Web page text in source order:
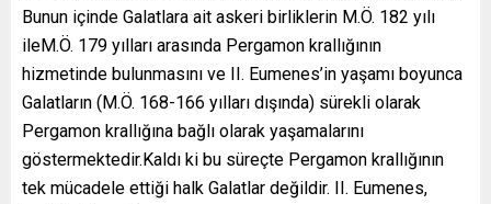
Bunun içinde Galatlara ait askeri birliklerin M.Ö. 182 yılı
ileM.Ö. 179 yılları arasında Pergamon krallığının
hizmetinde bulunmasını ve II. Eumenes’in yaşamı boyunca
Galatların (M.Ö. 168-166 yılları dışında) sürekli olarak
Pergamon krallığına bağlı olarak yaşamalarını
göstermektedir.Kaldı ki bu süreçte Pergamon krallığının
tek mücadele ettiği halk Galatlar değildir. II. Eumenes,